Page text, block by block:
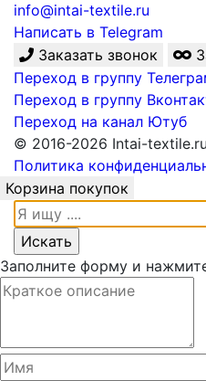
info@intai-textile.ru
Написать в Telegram
Заказать звонок
Переход в группу
Переход в группу
Переход на канал Ютуб
© 2016-2026 Intai-
Политика
Корзина покупок
Заполните форму и